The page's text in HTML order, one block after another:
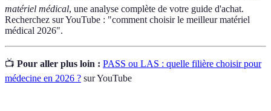
matériel médical, une analyse complète de votre guide d'achat.
Recherchez sur YouTube : "comment choisir le meilleur matériel
médical 2026".
📺 Pour aller plus loin : PASS ou LAS : quelle filière choisir pour
médecine en 2026 ? sur YouTube